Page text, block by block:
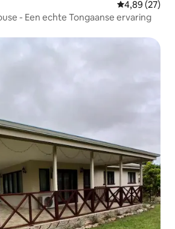
Gemiddelde
4,89 (27)
- Een echte Tongaanse ervaring